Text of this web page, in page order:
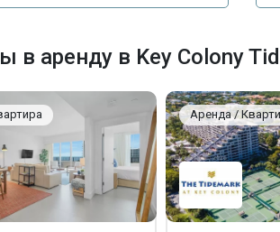
в аренду в Key Colony
Аренда /